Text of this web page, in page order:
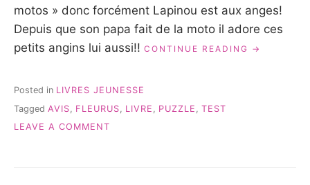
motos » donc forcément Lapinou est aux anges!
Depuis que son papa fait de la moto il adore ces
petits angins lui aussi!! CONTINUE READING « LE
Posted in LIVRES JEUNESSE
Tagged AVIS FLEURUS LIVRE PUZZLE
TEST
LEAVE A COMMENT